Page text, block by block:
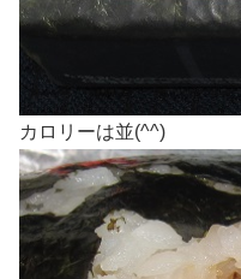
カロリーは並(^^)